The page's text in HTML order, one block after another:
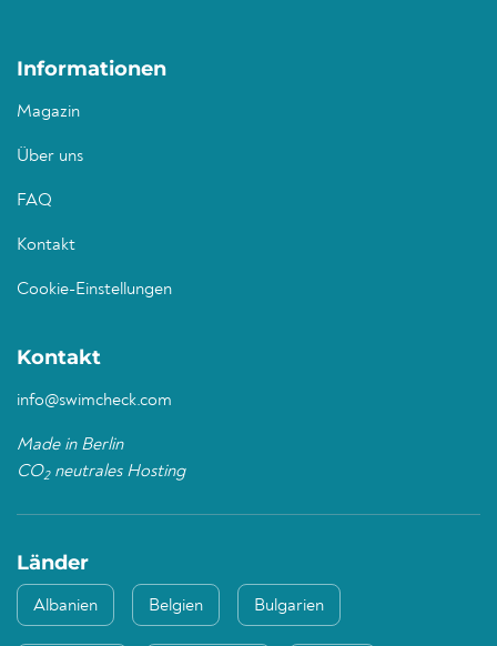
Informationen
Magazin
Über uns
FAQ
Kontakt
Cookie-Einstellungen
Kontakt
info@swimcheck.com
Made in Berlin
CO2neutrales Hosting
Länder
Albanien Belgien Bulgarien